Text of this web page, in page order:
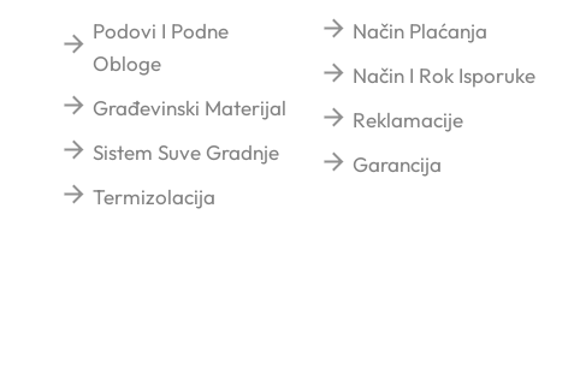
Podovi I Podne
Obloge
Građevinski Materijal
Sistem Suve Gradnje
Termizolacija
Način Plaćanja
Način I Rok Isporuke
Reklamacije
Garancija